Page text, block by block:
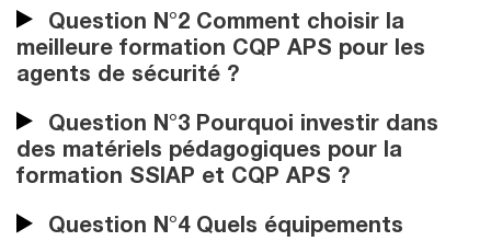
Question N°2 Comment choisir la
meilleure formation CQP APS pour les
agents de sécurité ?
Question N°3 Pourquoi investir dans
des matériels pédagogiques pour la
formation SSIAP et CQP APS ?
Question N°4 Quels équipements